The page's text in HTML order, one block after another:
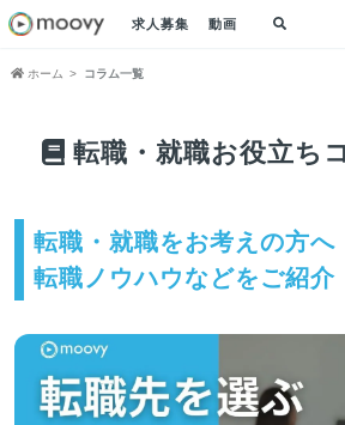
求人募集 動画
ホーム コラム一覧
転職・就職お役立ち
転職・就職をお考えの方へ
転職ノウハウなどをご紹介